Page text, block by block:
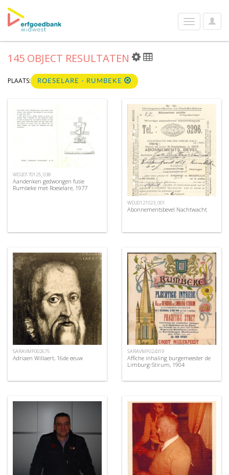
User
Toggle
navigation
145 OBJECT RESULTATEN
PLAATS: ROESELARE - RUMBEKE
WD20170125_038
Aandenken gedwongen fusie
Rumbeke met Roeselare, 1977
WD20121023_001
Abonnementsbevel Nachtwacht
SARAVMF002675
Adriaen Willaert, 16de eeuw
SARAVMF024319
Affiche inhaling burgemeester de
Limburg-Stirum, 1904